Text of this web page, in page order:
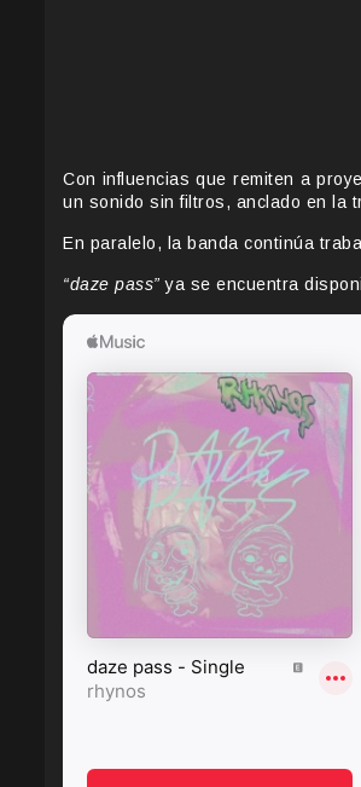
Con influencias que remiten a
un sonido sin filtros, anclado en la
En paralelo, la banda continúa
“daze pass” ya se encuentra